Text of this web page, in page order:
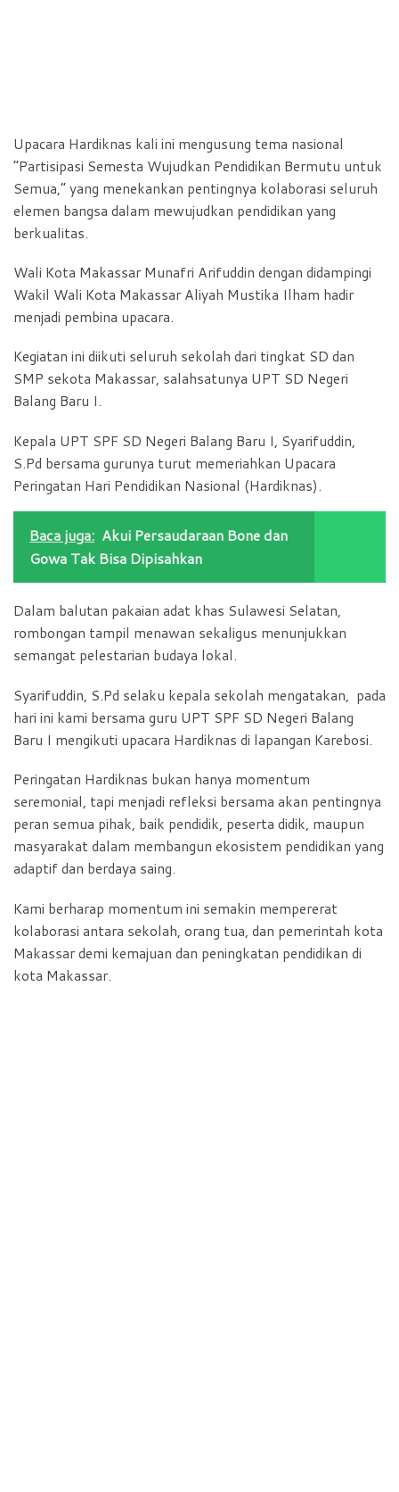
Upacara Hardiknas kali ini mengusung tema nasional
“Partisipasi Semesta Wujudkan Pendidikan Bermutu untuk
Semua,” yang menekankan pentingnya kolaborasi seluruh
elemen bangsa dalam mewujudkan pendidikan yang
berkualitas.
Wali Kota Makassar Munafri Arifuddin dengan didampingi
Wakil Wali Kota Makassar Aliyah Mustika Ilham hadir
menjadi pembina upacara.
Kegiatan ini diikuti seluruh sekolah dari tingkat SD dan
SMP sekota Makassar, salahsatunya UPT SD Negeri
Balang Baru I.
Kepala UPT SPF SD Negeri Balang Baru I, Syarifuddin,
S.Pd bersama gurunya turut memeriahkan Upacara
Peringatan Hari Pendidikan Nasional (Hardiknas).
Baca juga: Akui Persaudaraan Bone dan
Gowa Tak Bisa Dipisahkan
Dalam balutan pakaian adat khas Sulawesi Selatan,
rombongan tampil menawan sekaligus menunjukkan
semangat pelestarian budaya lokal.
Syarifuddin, S.Pd selaku kepala sekolah mengatakan, pada
hari ini kami bersama guru UPT SPF SD Negeri Balang
Baru I mengikuti upacara Hardiknas di lapangan Karebosi.
Peringatan Hardiknas bukan hanya momentum
seremonial, tapi menjadi refleksi bersama akan pentingnya
peran semua pihak, baik pendidik, peserta didik, maupun
masyarakat dalam membangun ekosistem pendidikan yang
adaptif dan berdaya saing.
Kami berharap momentum ini semakin mempererat
kolaborasi antara sekolah, orang tua, dan pemerintah kota
Makassar demi kemajuan dan peningkatan pendidikan di
kota Makassar.